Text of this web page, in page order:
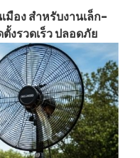
มือง สำหรับงานเล็ก-
งรวดเร็ว ปลอดภัย